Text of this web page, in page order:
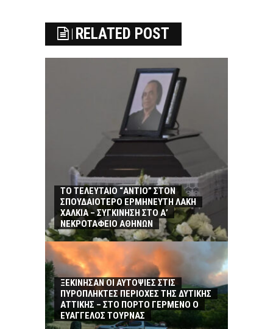
RELATED POST
ΤΟ ΤΕΛΕΥΤΑΙΟ “ΑΝΤΙΟ” ΣΤΟΝ
ΣΠΟΥΔΑΙΟΤΕΡΟ ΕΡΜΗΝΕΥΤΗ ΛΑΚΗ
ΧΑΛΚΙΑ – ΣΥΓΚΙΝΗΣΗ ΣΤΟ Α’
ΝΕΚΡΟΤΑΦΕΙΟ ΑΘΗΝΩΝ
ΞΕΚΙΝΗΣΑΝ ΟΙ ΑΥΤΟΨΙΕΣ ΣΤΙΣ
ΠΥΡΟΠΛΗΚΤΕΣ ΠΕΡΙΟΧΕΣ ΤΗΣ ΔΥΤΙΚΗΣ
ΑΤΤΙΚΗΣ – ΣΤΟ ΠΟΡΤΟ ΓΕΡΜΕΝΟ Ο
ΕΥΑΓΓΕΛΟΣ ΤΟΥΡΝΑΣ